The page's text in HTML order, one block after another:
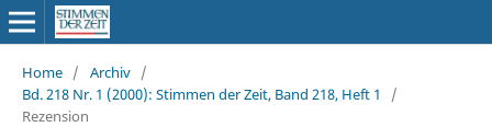
Home / Archiv /
Bd. 218 Nr. 1 (2000): Stimmen der Zeit, Band 218, Heft 1
/
Rezension